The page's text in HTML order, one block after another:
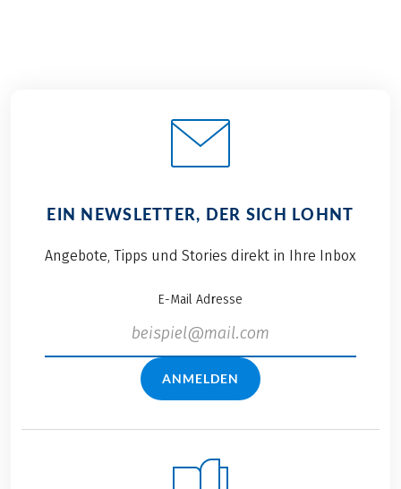
EIN NEWSLETTER, DER SICH LOHNT
Angebote, Tipps und Stories direkt in Ihre Inbox
E-Mail Adresse
ANMELDEN